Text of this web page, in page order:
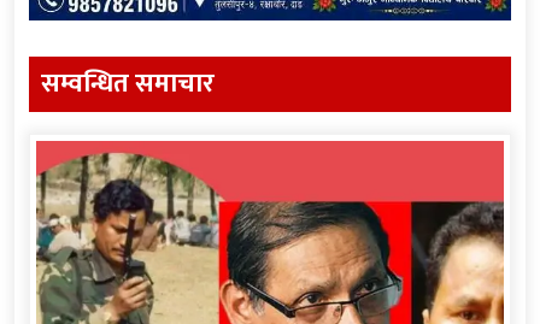
सम्वन्धित समाचार